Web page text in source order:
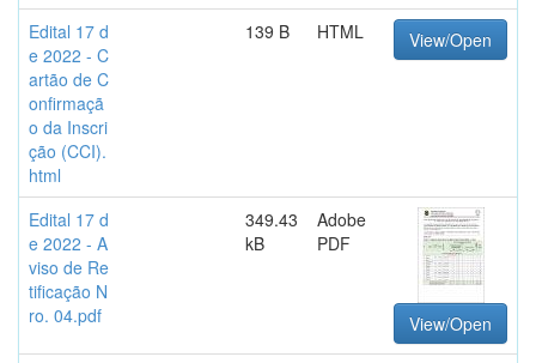
Edital 17 d
e 2022 - C
artão de C
onfirmaçã
o da Inscri
ção (CCI).
html
139 B HTML View/Open
Edital 17 d
e 2022 - A
viso de Re
tificação N
ro. 04.pdf
349.43
kB
Adobe
PDF
View/Open